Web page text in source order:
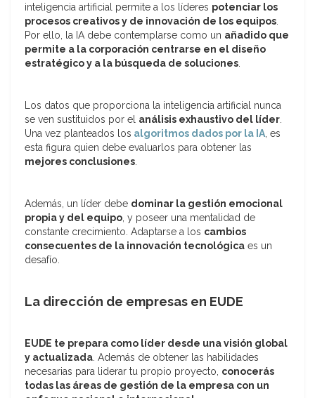
inteligencia artificial permite a los líderes potenciar los
procesos creativos y de innovación de los equipos.
Por ello, la IA debe contemplarse como un añadido que
permite a la corporación centrarse en el diseño
estratégico y a la búsqueda de soluciones.
Los datos que proporciona la inteligencia artificial nunca
se ven sustituidos por el análisis exhaustivo del líder.
Una vez planteados los algoritmos dados por la IA, es
esta figura quien debe evaluarlos para obtener las
mejores conclusiones.
Además, un líder debe dominar la gestión emocional
propia y del equipo, y poseer una mentalidad de
constante crecimiento. Adaptarse a los cambios
consecuentes de la innovación tecnológica es un
desafío.
La dirección de empresas en EUDE
EUDE te prepara como líder desde una visión global
y actualizada. Además de obtener las habilidades
necesarias para liderar tu propio proyecto, conocerás
todas las áreas de gestión de la empresa con un